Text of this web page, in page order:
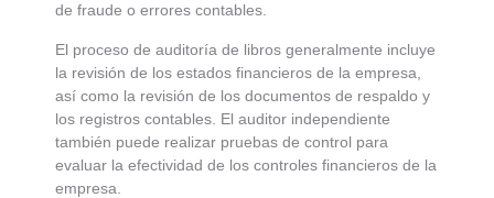
de fraude o errores contables.
El proceso de auditoría de libros generalmente incluye
la revisión de los estados financieros de la empresa,
así como la revisión de los documentos de respaldo y
los registros contables. El auditor independiente
también puede realizar pruebas de control para
evaluar la efectividad de los controles financieros de la
empresa.